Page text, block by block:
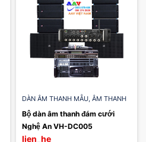
DÀN ÂM THANH MẪU, ÂM THANH
TIỆC CƯỚI
Bộ dàn âm thanh đám cưới
Nghệ An VH-DC005
lien_he